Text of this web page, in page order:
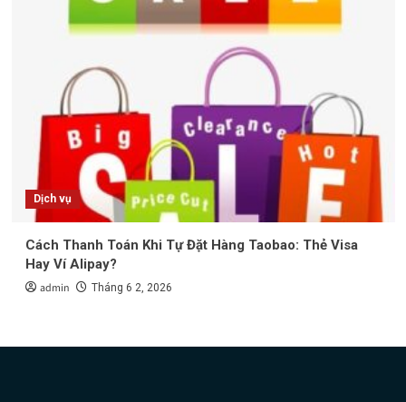
Dịch vụ
Cách Thanh Toán Khi Tự Đặt Hàng Taobao: Thẻ Visa
Hay Ví Alipay?
admin Tháng 6 2, 2026